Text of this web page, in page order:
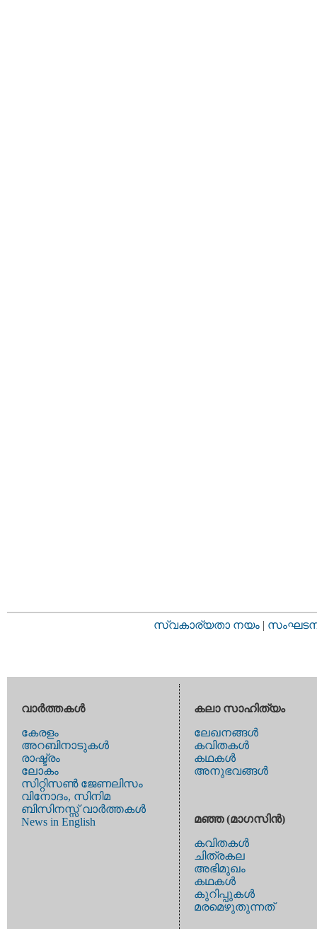
സ്വകാര്യതാ നയം |
വാര്‍ത്തകള്‍
കേരളം
അറബിനാടുകള്‍
രാഷ്ട്രം
ലോകം
സിറ്റിസണ്‍ ജേണലിസം
വിനോദം, സിനിമ
ബിസിനസ്സ് വാര്‍ത്തകള്‍
News in English
കലാ സാഹിത്യം
ലേഖനങ്ങള്‍
കവിതകള്‍
കഥകള്‍
അനുഭവങ്ങള്‍
മഞ്ഞ (മാഗസിന്‍)
കവിതകള്‍
ചിത്രകല
അഭിമുഖം
കഥകള്‍
കുറിപ്പുകള്‍
മരമെഴുതുന്നത്